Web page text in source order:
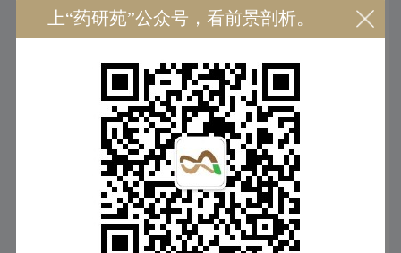
该试验共纳入82名受试者接受血管内血栓切除术的大血管闭塞
急性缺血性卒中患者，按1:1:1比例随机接受RNS60 0.5 mL/kg/小时、
RNS60 1.0 mL/kg/小时或安慰剂1.0 mL/kg/小时，连续输注48小时。随
访90天。试验结果显示RNS60 0.5 mL/kg/小时组、RNS60 1.0 mL/kg/
小时组及安慰剂组严重不良事件发生率分别为33.3%、 25.0% 和
28.6%。患者死亡率分别为6.7%、8.3%和14.3%。RNS60组的死亡率
低于安慰剂组。至第48小时，与安慰剂组相比RNS60 1.0 mL/kg/小时
梗死增长减少47%（p<0.05）（
Supurna Ghosh., 2025
上“药研苑”公众号，看前景剖析。